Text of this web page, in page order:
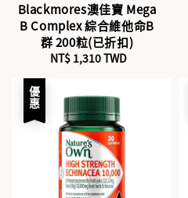
Blackmores澳佳寶 Mega
B Complex 綜合維他命B
群 200粒(已折扣)
Regular
NT$ 1,310 TWD
優惠